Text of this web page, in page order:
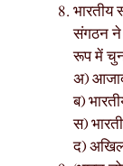
भारतीय
संगठन ने
रूप में
अ)
ब)
स)
द) अखिल